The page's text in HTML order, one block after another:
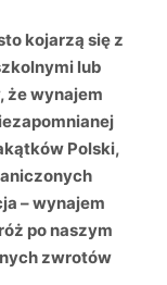
kojarzą się z
lub
że wynajem
Polski,
– wynajem
po naszym
zwrotów